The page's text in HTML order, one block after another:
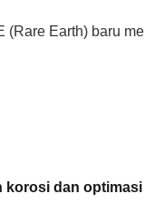
(Rare Earth) baru
korosi dan